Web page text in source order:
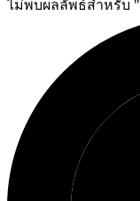
ไม่พบผลลัพธ์สำหรับ "